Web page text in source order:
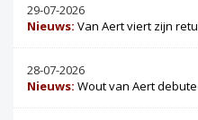
29-07-2026
Nieuws: Van Aert viert zijn
28-07-2026
Nieuws: Wout van Aert